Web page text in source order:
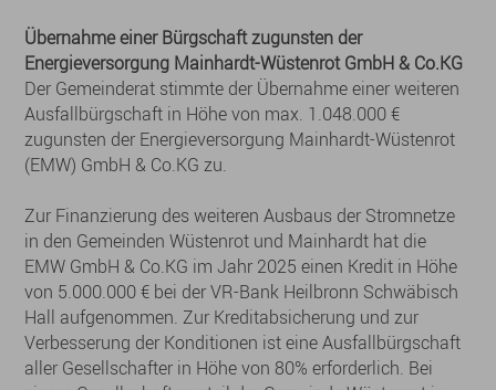
Übernahme einer Bürgschaft zugunsten der
Energieversorgung Mainhardt-Wüstenrot GmbH & Co.KG
Der Gemeinderat stimmte der Übernahme einer weiteren
Ausfallbürgschaft in Höhe von max. 1.048.000 €
zugunsten der Energieversorgung Mainhardt-Wüstenrot
(EMW) GmbH & Co.KG zu.
Zur Finanzierung des weiteren Ausbaus der Stromnetze
in den Gemeinden Wüstenrot und Mainhardt hat die
EMW GmbH & Co.KG im Jahr 2025 einen Kredit in Höhe
von 5.000.000 € bei der VR-Bank Heilbronn Schwäbisch
Hall aufgenommen. Zur Kreditabsicherung und zur
Verbesserung der Konditionen ist eine Ausfallbürgschaft
aller Gesellschafter in Höhe von 80% erforderlich. Bei